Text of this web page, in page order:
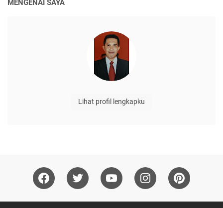
MENGENAI SAYA
Lihat profil lengkapku